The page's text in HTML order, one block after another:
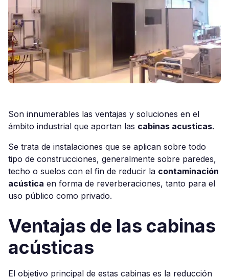
Son innumerables las ventajas y soluciones en el
ámbito industrial que aportan las cabinas acusticas.
Se trata de instalaciones que se aplican sobre todo
tipo de construcciones, generalmente sobre paredes,
techo o suelos con el fin de reducir la contaminación
acústica en forma de reverberaciones, tanto para el
uso público como privado.
Ventajas de las cabinas
acústicas
El objetivo principal de estas cabinas es la reducción